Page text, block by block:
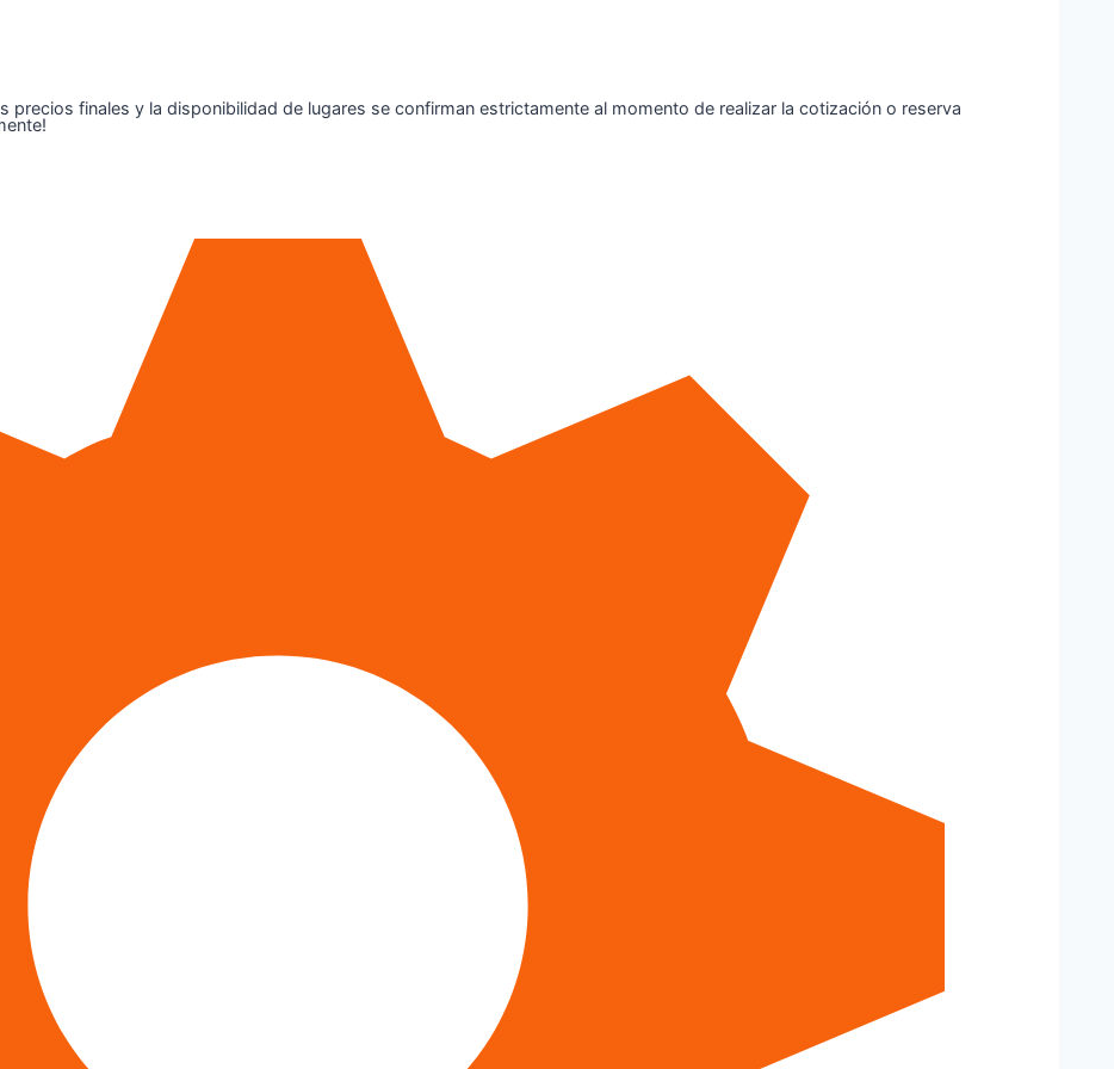
precios finales y la disponibilidad de lugares se confirman estrictamente al momento de realizar la cotización o reserva